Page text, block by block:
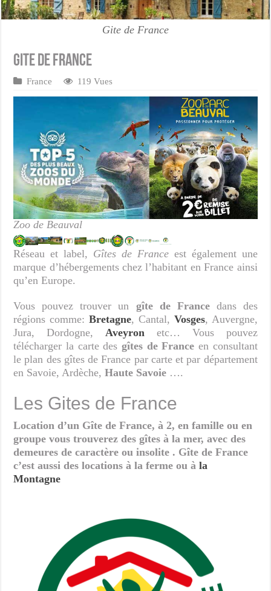
Gite de France
Gite de France
France 119 Vues
Zoo de Beauval
Réseau et label, Gîtes de Franceest également une
marque d’hébergements chez l’habitant en France ainsi
qu’en Europe.
Vous pouvez trouver un gîte de Francedans des
régions comme:Bretagne, Cantal, Vosges, Auvergne,
Jura, Dordogne, Aveyron etc… Vous pouvez
télécharger la carte des gîtes de France en consultant
le plan des gîtes de France par carte et par département
en Savoie, Ardèche,Haute Savoie ….
Les Gites de France
Location d’un Gîte de France, à 2, en famille ou en
groupe vous trouverez des gîtes à la mer, avec des
demeures de caractère ou insolite . Gîte de France
c’est aussi des locations à la ferme ou àla
Montagne